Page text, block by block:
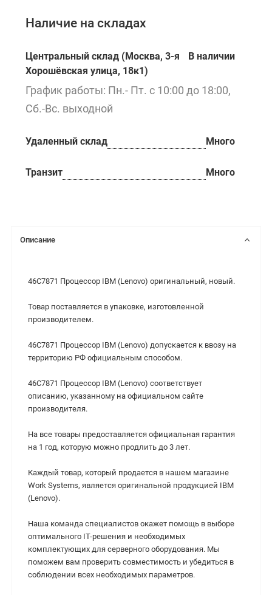
Наличие на складах
Центральный склад (Москва, 3-я
Хорошёвская улица, 18к1)
В наличии
График работы: Пн.- Пт. с 10:00 до 18:00,
Сб.-Вс. выходной
Удаленный склад Много
Транзит Много
Описание
46C7871 Процессор IBM (Lenovo) оригинальный, новый.
Товар поставляется в упаковке, изготовленной
производителем.
46C7871 Процессор IBM (Lenovo) допускается к ввозу на
территорию РФ официальным способом.
46C7871 Процессор IBM (Lenovo) cоответствует
описанию, указанному на официальном сайте
производителя.
На все товары предоставляется официальная гарантия
на 1 год, которую можно продлить до 3 лет.
Каждый товар, который продается в нашем магазине
Work Systems, является оригинальной продукцией IBM
(Lenovo).
Наша команда специалистов окажет помощь в выборе
оптимального IT-решения и необходимых
комплектующих для серверного оборудования. Мы
поможем вам проверить совместимость и убедиться в
соблюдении всех необходимых параметров.